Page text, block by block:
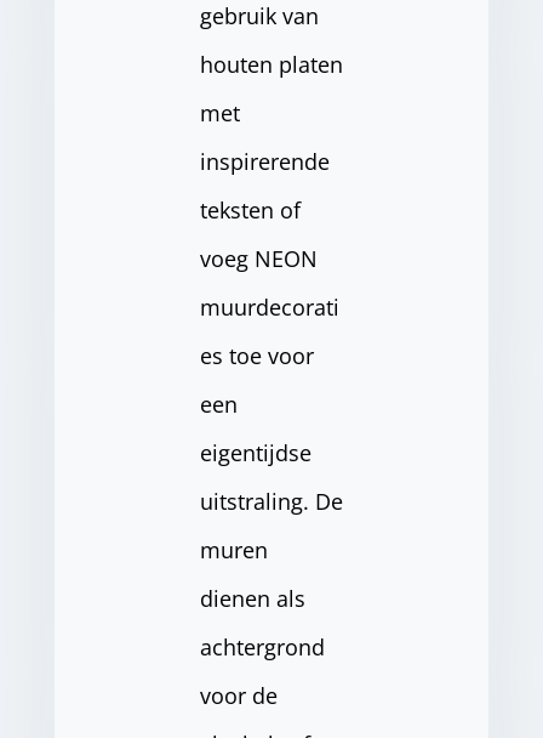
gebruik van
houten platen
met
inspirerende
teksten of
voeg NEON
muurdecorati
es toe voor
een
eigentijdse
uitstraling. De
muren
dienen als
achtergrond
voor de